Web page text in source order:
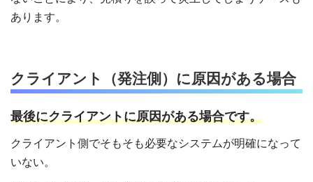
あります。
クライアント（発注側）に原因がある場合
最後にクライアントに原因がある場合です。
クライアント側でそもそも必要なシステムが明確になって
いない。